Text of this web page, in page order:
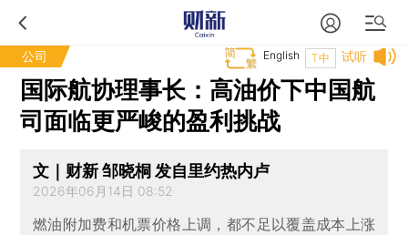
公司 试听
T中
English
国际航协理事长：高油价下中国航
司面临更严峻的盈利挑战
文｜财新 邹晓桐 发自里约热内卢
2026年06月14日 08:52
燃油附加费和机票价格上调，都不足以覆盖成本上涨